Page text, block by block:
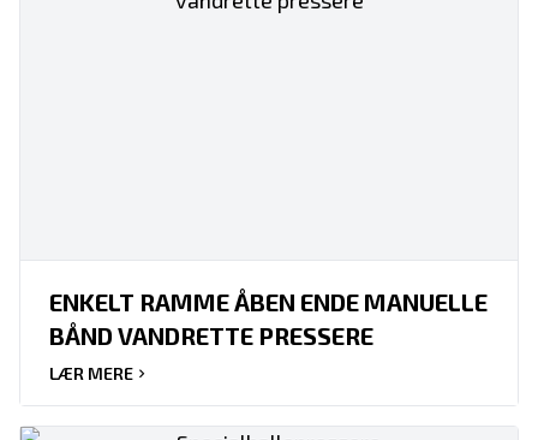
ENKELT RAMME ÅBEN ENDE MANUELLE
BÅND VANDRETTE PRESSERE
LÆR MERE